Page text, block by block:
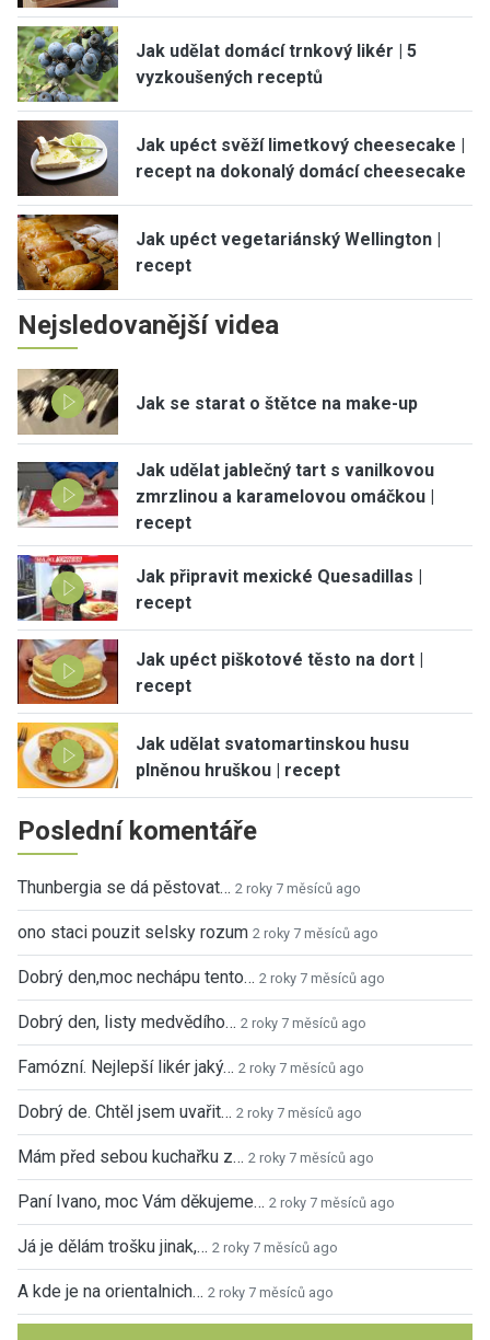
Jak udělat domácí trnkový likér | 5
vyzkoušených receptů
Jak upéct svěží limetkový cheesecake |
recept na dokonalý domácí cheesecake
Jak upéct vegetariánský Wellington |
recept
Nejsledovanější videa
Jak se starat o štětce na make-up
Jak udělat jablečný tart s vanilkovou
zmrzlinou a karamelovou omáčkou |
recept
Jak připravit mexické Quesadillas |
recept
Jak upéct piškotové těsto na dort |
recept
Jak udělat svatomartinskou husu
plněnou hruškou | recept
Poslední komentáře
Thunbergia se dá pěstovat… 2 roky 7 měsíců ago
ono staci pouzit selsky rozum 2 roky 7 měsíců ago
Dobrý den,moc nechápu tento… 2 roky 7 měsíců ago
Dobrý den, listy medvědího… 2 roky 7 měsíců ago
Famózní. Nejlepší likér jaký… 2 roky 7 měsíců ago
Dobrý de. Chtěl jsem uvařit… 2 roky 7 měsíců ago
Mám před sebou kuchařku z… 2 roky 7 měsíců ago
Paní Ivano, moc Vám děkujeme… 2 roky 7 měsíců ago
Já je dělám trošku jinak,… 2 roky 7 měsíců ago
A kde je na orientalnich… 2 roky 7 měsíců ago